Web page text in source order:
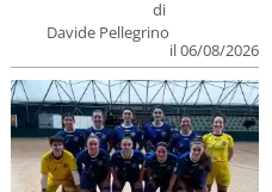
di
Davide Pellegrino
il 06/08/2026